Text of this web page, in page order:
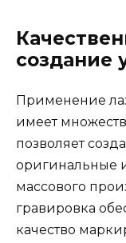
создание
Применение
имеет
позволяет
оригинальные
массового
гравировка
качество